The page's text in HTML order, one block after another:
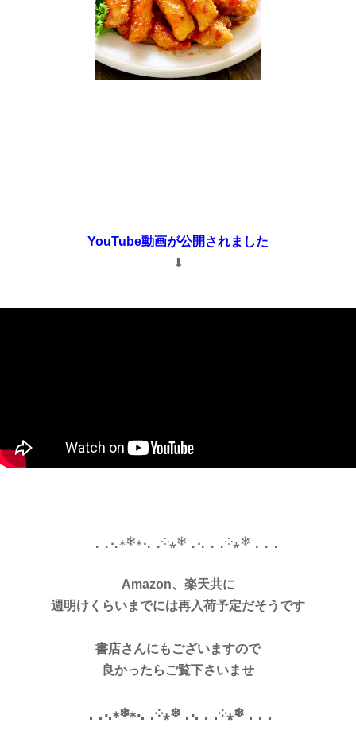
YouTube動画が公開されました
⬇︎
⢀⢀⢄⁎❄︎⁎⢄⢀༶⁎❄︎⢀⢄⢀⢀༶⁎❄︎⢀⢀⢀
Amazon、楽天共に
週明けくらいまでには再入荷予定だそうです
書店さんにもございますので
良かったらご覧下さいませ
⢀⢀⢄⁎❄︎⁎⢄⢀༶⁎❄︎⢀⢄⢀⢀༶⁎❄︎⢀⢀⢀